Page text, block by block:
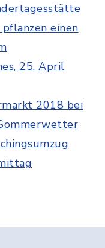
einen
25. April
2018 bei